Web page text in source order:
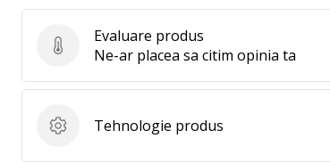
Evaluare produs
Evaluare produs
Ne-ar placea sa citim opinia ta
Tehnologie produs
Tehnologie produs